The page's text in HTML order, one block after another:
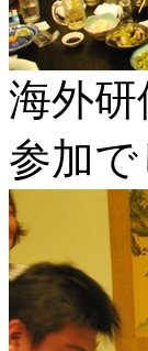
海外
参加で